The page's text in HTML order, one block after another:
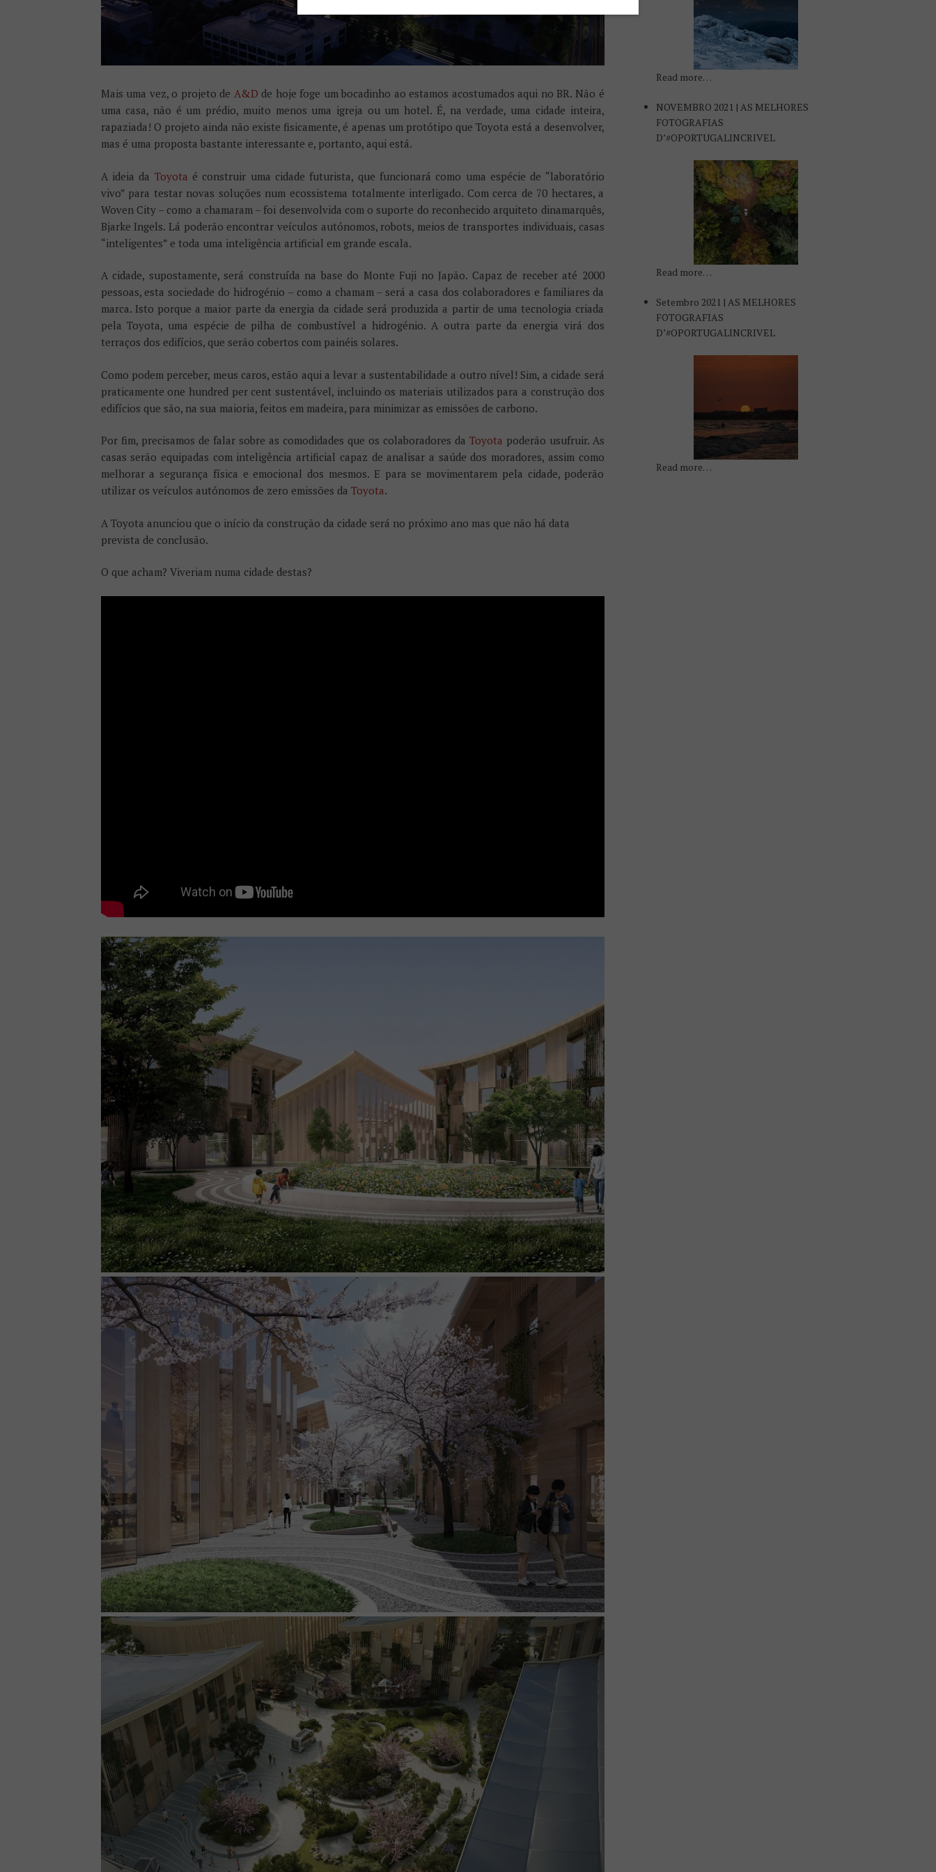
Mais uma vez, o projeto de A&D de hoje foge um bocadinho ao estamos acostumados aqui no BR. Não é
uma casa, não é um prédio, muito menos uma igreja ou um hotel. É, na verdade, uma cidade inteira,
rapaziada! O projeto ainda não existe fisicamente, é apenas um protótipo que Toyota está a desenvolver,
mas é uma proposta bastante interessante e, portanto, aqui está.
A ideia da Toyota é construir uma cidade futurista, que funcionará como uma espécie de “laboratório
vivo” para testar novas soluções num ecossistema totalmente interligado. Com cerca de 70 hectares, a
Woven City – como a chamaram – foi desenvolvida com o suporte do reconhecido arquiteto dinamarquês,
Bjarke Ingels. Lá poderão encontrar veículos autónomos, robots, meios de transportes individuais, casas
“inteligentes” e toda uma inteligência artificial em grande escala.
A cidade, supostamente, será construída na base do Monte Fuji no Japão. Capaz de receber até 2000
pessoas, esta sociedade do hidrogénio – como a chamam – será a casa dos colaboradores e familiares da
marca. Isto porque a maior parte da energia da cidade será produzida a partir de uma tecnologia criada
pela Toyota, uma espécie de pilha de combustível a hidrogénio. A outra parte da energia virá dos
terraços dos edifícios, que serão cobertos com painéis solares.
Como podem perceber, meus caros, estão aqui a levar a sustentabilidade a outro nível! Sim, a cidade será
praticamente one hundred per cent sustentável, incluindo os materiais utilizados para a construção dos
edifícios que são, na sua maioria, feitos em madeira, para minimizar as emissões de carbono.
Por fim, precisamos de falar sobre as comodidades que os colaboradores da Toyota poderão usufruir. As
casas serão equipadas com inteligência artificial capaz de analisar a saúde dos moradores, assim como
melhorar a segurança física e emocional dos mesmos. E para se movimentarem pela cidade, poderão
utilizar os veículos autónomos de zero emissões da Toyota.
A Toyota anunciou que o início da construção da cidade será no próximo ano mas que não há data
prevista de conclusão.
O que acham? Viveriam numa cidade destas?
Read more…
NOVEMBRO 2021 | AS MELHORES
FOTOGRAFIAS
D’#OPORTUGALINCRIVEL
Read more…
Setembro 2021 | AS MELHORES
FOTOGRAFIAS
D’#OPORTUGALINCRIVEL
Read more…